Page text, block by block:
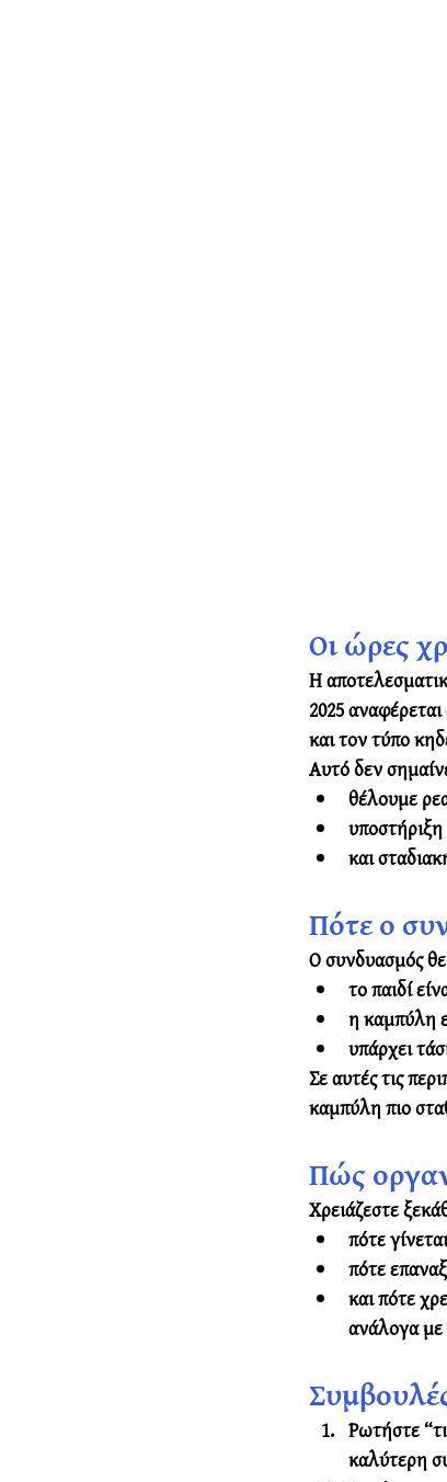
Οι ώρες
Η
2025
και τον τύπο
Αυτό δεν
θέλουμε
και
Πότε ο
Ο συνδυασμός
το παιδί
η καμπύλη
υπάρχει
Σε αυτές τις
καμπύλη πιο
Πώς
Χρειάζεστε
πότε
πότε
και πότε
ανάλογα με
Ρωτήστε
καλύτερη